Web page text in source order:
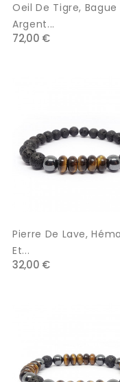
Oeil De Tigre, Bague
Argent...
72,00 €
Pierre De Lave,
Et...
32,00 €